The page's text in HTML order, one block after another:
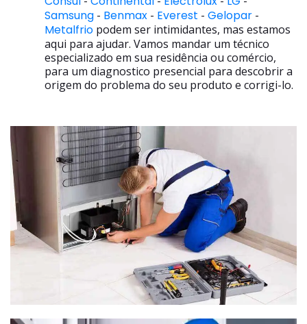
Samsung - Benmax - Everest - Gelopar -
Metalfrio podem ser intimidantes, mas estamos
aqui para ajudar. Vamos mandar um técnico
especializado em sua residência ou comércio,
para um diagnostico presencial para descobrir a
origem do problema do seu produto e corrigi-lo.